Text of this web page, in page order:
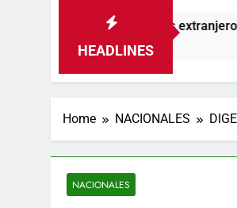
HEADLINES
18% de los extranjeros
Home NACIONALES
NACIONALES